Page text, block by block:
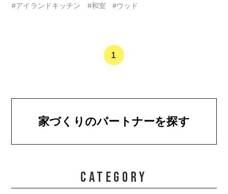
#アイランドキッチン
#和室 #ウッド
1
家づくりのパートナーを探す
CATEGORY